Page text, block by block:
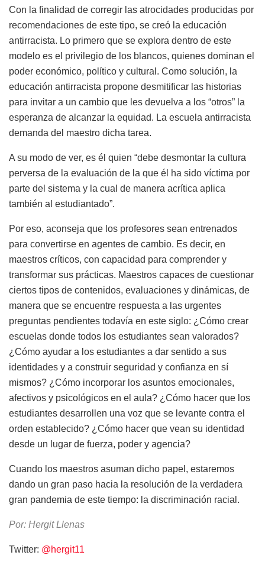
Con la finalidad de corregir las atrocidades producidas por
recomendaciones de este tipo, se creó la educación
antirracista. Lo primero que se explora dentro de este
modelo es el privilegio de los blancos, quienes dominan el
poder económico, político y cultural. Como solución, la
educación antirracista propone desmitificar las historias
para invitar a un cambio que les devuelva a los “otros” la
esperanza de alcanzar la equidad. La escuela antirracista
demanda del maestro dicha tarea.
A su modo de ver, es él quien “debe desmontar la cultura
perversa de la evaluación de la que él ha sido víctima por
parte del sistema y la cual de manera acrítica aplica
también al estudiantado”.
Por eso, aconseja que los profesores sean entrenados
para convertirse en agentes de cambio. Es decir, en
maestros críticos, con capacidad para comprender y
transformar sus prácticas. Maestros capaces de cuestionar
ciertos tipos de contenidos, evaluaciones y dinámicas, de
manera que se encuentre respuesta a las urgentes
preguntas pendientes todavía en este siglo: ¿Cómo crear
escuelas donde todos los estudiantes sean valorados?
¿Cómo ayudar a los estudiantes a dar sentido a sus
identidades y a construir seguridad y confianza en sí
mismos? ¿Cómo incorporar los asuntos emocionales,
afectivos y psicológicos en el aula? ¿Cómo hacer que los
estudiantes desarrollen una voz que se levante contra el
orden establecido? ¿Cómo hacer que vean su identidad
desde un lugar de fuerza, poder y agencia?
Cuando los maestros asuman dicho papel, estaremos
dando un gran paso hacia la resolución de la verdadera
gran pandemia de este tiempo: la discriminación racial.
Por: Hergit Llenas
Twitter: @hergit11